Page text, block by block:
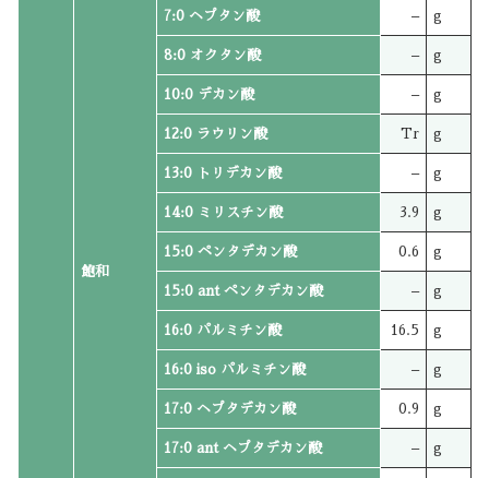
飽和
7:0 ヘプタン酸 – g
8:0 オクタン酸 – g
10:0 デカン酸 – g
12:0 ラウリン酸 Tr g
13:0 トリデカン酸 – g
14:0 ミリスチン酸 3.9 g
15:0 ペンタデカン酸 0.6 g
15:0 ant ペンタデカン酸 – g
16:0 パルミチン酸 16.5 g
16:0 iso パルミチン酸 – g
17:0 ヘプタデカン酸 0.9 g
17:0 ant ヘプタデカン酸 – g